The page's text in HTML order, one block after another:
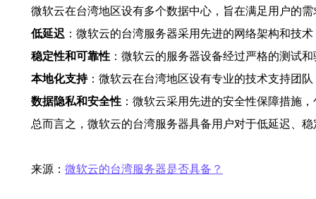
微软云在台湾地区设有多个数据中心，旨在满足用户的
低延迟 ：微软云的台湾服务器采用先进的网络架构和技
稳定性和可靠性 ：微软云的服务器设备经过严格的测试
本地化支持：微软云在台湾地区设有专业的技术支持团
数据隐私和安全性 ：微软云采用先进的安全性保障措施
总而言之，微软云的台湾服务器具备用户对于低延迟、
来源： 微软云的台湾服务器是否具备？